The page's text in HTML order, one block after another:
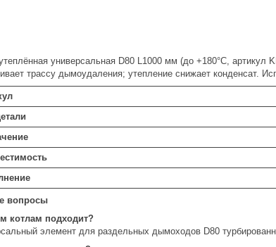
универсальная D80 L1000 мм (до +180°C,
трассу дымоудаления; утепление снижает конденсат.
вопросы
котлам подходит?
элемент для раздельных дымоходов D80